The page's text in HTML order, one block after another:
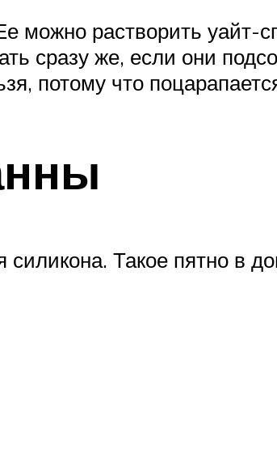
можно растворить уайт-
сразу же, если они
потому что
Такое пятно в